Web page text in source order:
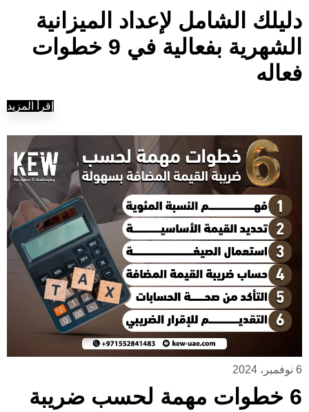
دليلك الشامل لإعداد الميزانية
الشهرية بفعالية في 9 خطوات
فعاله
إقرأ المزيد
6 نوفمبر، 2024
6 خطوات مهمة لحسب ضريبة